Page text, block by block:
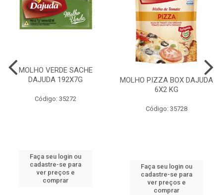
MOLHO VERDE SACHE
DAJUDA 192X7G
Código: 35272
Faça seu login ou
cadastre-se para
ver preços e
comprar
MOLHO PIZZA BOX DAJUDA
6X2 KG
Código: 35728
Faça seu login ou
cadastre-se para
ver preços e
comprar